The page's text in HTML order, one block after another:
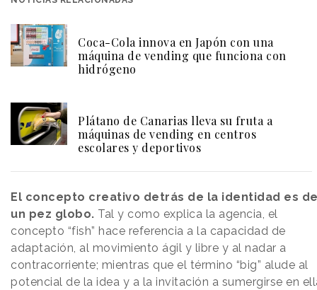
Coca-Cola innova en Japón con una
máquina de vending que funciona con
hidrógeno
Plátano de Canarias lleva su fruta a
máquinas de vending en centros
escolares y deportivos
El concepto creativo detrás de la identidad es
un pez globo. Tal y como explica la agencia, el
concepto “fish” hace referencia a la capacidad de
adaptación, al movimiento ágil y libre y al nadar a
contracorriente; mientras que el término “big” alude al
potencial de la idea y a la invitación a sumergirse en